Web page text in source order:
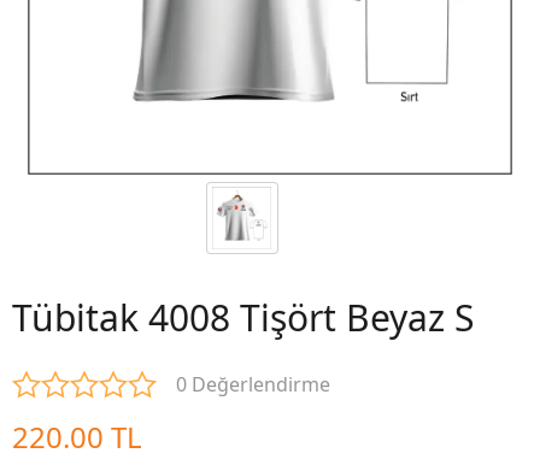
Tübitak 4008 Tişört Beyaz S
0 Değerlendirme
220.00 TL